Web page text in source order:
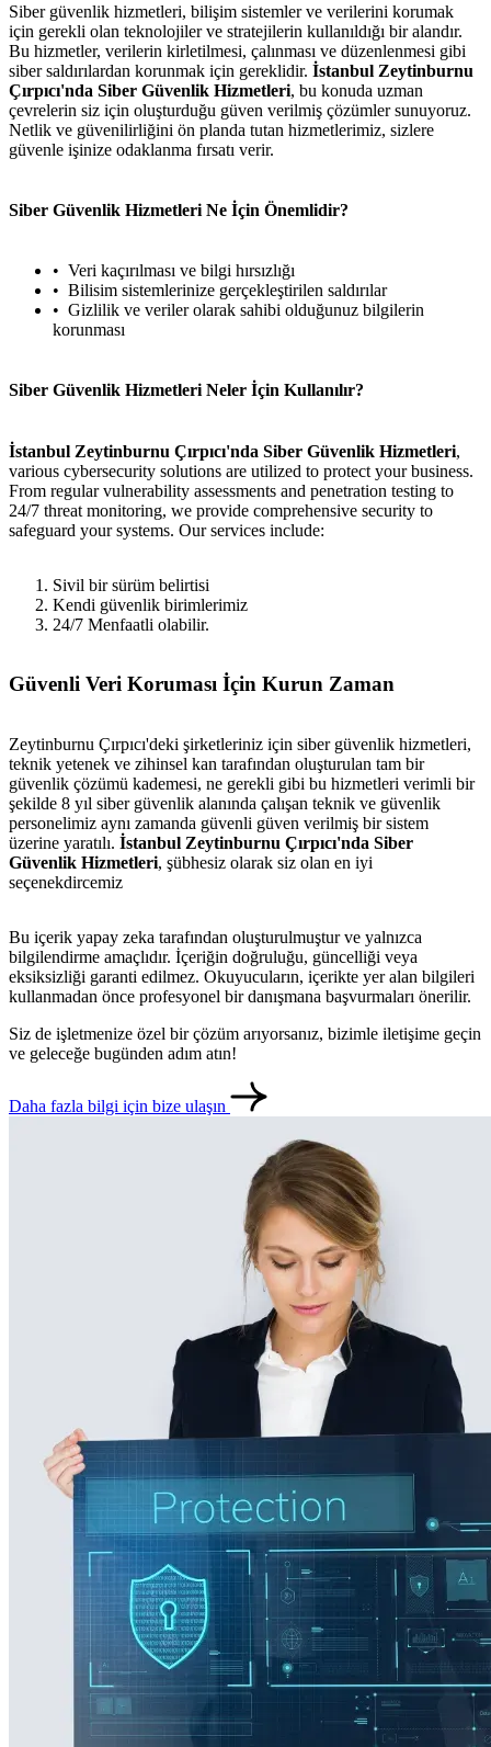
İletişim
Siber güvenlik hizmetleri, bilişim sistemler ve verilerini korumak
için gerekli olan teknolojiler ve stratejilerin kullanıldığı bir alandır.
Bu hizmetler, verilerin kirletilmesi, çalınması ve düzenlenmesi gibi
siber saldırılardan korunmak için gereklidir. İstanbul Zeytinburnu
Çırpıcı'nda Siber Güvenlik Hizmetleri, bu konuda uzman
çevrelerin siz için oluşturduğu güven verilmiş çözümler sunuyoruz.
Netlik ve güvenilirliğini ön planda tutan hizmetlerimiz, sizlere
güvenle işinize odaklanma fırsatı verir.
Siber Güvenlik Hizmetleri Ne İçin Önemlidir?
Veri kaçırılması ve bilgi hırsızlığı
Bilisim sistemlerinize gerçekleştirilen saldırılar
Gizlilik ve veriler olarak sahibi olduğunuz bilgilerin
korunması
Siber Güvenlik Hizmetleri Neler İçin Kullanılır?
İstanbul Zeytinburnu Çırpıcı'nda Siber Güvenlik Hizmetleri,
various cybersecurity solutions are utilized to protect your business.
From regular vulnerability assessments and penetration testing to
24/7 threat monitoring, we provide comprehensive security to
safeguard your systems. Our services include:
Sivil bir sürüm belirtisi
Kendi güvenlik birimlerimiz
24/7 Menfaatli olabilir.
Güvenli Veri Koruması İçin Kurun Zaman
Zeytinburnu Çırpıcı'deki şirketleriniz için siber güvenlik hizmetleri,
teknik yetenek ve zihinsel kan tarafından oluşturulan tam bir
güvenlik çözümü kademesi, ne gerekli gibi bu hizmetleri verimli bir
şekilde 8 yıl siber güvenlik alanında çalışan teknik ve güvenlik
personelimiz aynı zamanda güvenli güven verilmiş bir sistem
üzerine yaratılı. İstanbul Zeytinburnu Çırpıcı'nda Siber
Güvenlik Hizmetleri, şübhesiz olarak siz olan en iyi
seçenekdircemiz
Bu içerik yapay zeka tarafından oluşturulmuştur ve yalnızca
bilgilendirme amaçlıdır. İçeriğin doğruluğu, güncelliği veya
eksiksizliği garanti edilmez. Okuyucuların, içerikte yer alan bilgileri
kullanmadan önce profesyonel bir danışmana başvurmaları önerilir.
Siz de işletmenize özel bir çözüm arıyorsanız, bizimle iletişime geçin
ve geleceğe bugünden adım atın!
Daha fazla bilgi için bize ulaşın